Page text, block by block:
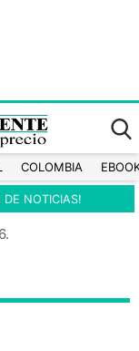
COLOMBIA
DE NOTICIAS!